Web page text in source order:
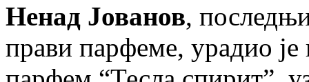
Ненад Јованов,
прави парфеме, урадио је